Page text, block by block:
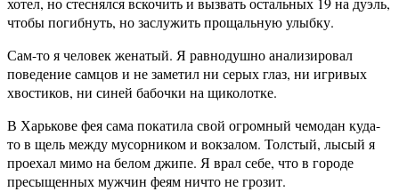
чтобы погибнуть, но заслужить прощальную улыбку.
Сам-то я человек женатый. Я равнодушно анализировал
поведение самцов и не заметил ни серых глаз, ни игривых
хвостиков, ни синей бабочки на щиколотке.
В Харькове фея сама покатила свой огромный чемодан куда-
то в щель между мусорником и вокзалом. Толстый, лысый я
проехал мимо на белом джипе. Я врал себе, что в городе
пресыщенных мужчин феям ничто не грозит.